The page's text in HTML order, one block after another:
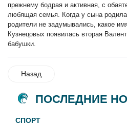
прежнему бодрая и активная, с
любящая семья. Когда у сына
родители не задумывались, какое
Кузнецовых появилась вторая
бабушки.
Назад
ПОСЛЕДНИЕ
СПОРТ